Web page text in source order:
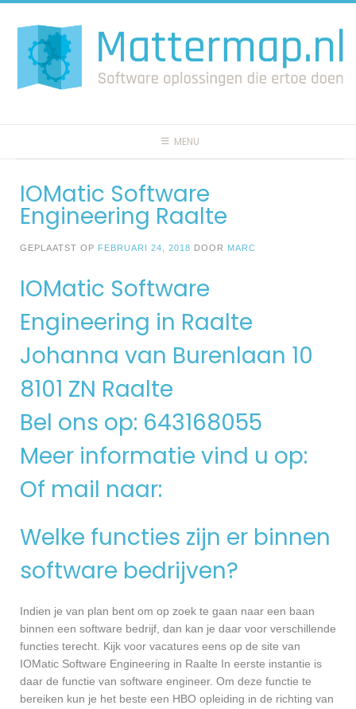
naar
inhoud
MENU
IOMatic Software
Engineering Raalte
GEPLAATST OP FEBRUARI 24, 2018 DOOR MARC
IOMatic Software
Engineering in Raalte
Johanna van Burenlaan 10
8101 ZN Raalte
Bel ons op: 643168055
Meer informatie vind u op:
Of mail naar:
Welke functies zijn er binnen
software bedrijven?
Indien je van plan bent om op zoek te gaan naar een baan
binnen een software bedrijf, dan kan je daar voor verschillende
functies terecht. Kijk voor vacatures eens op de site van
IOMatic Software Engineering in Raalte In eerste instantie is
daar de functie van software engineer. Om deze functie te
bereiken kun je het beste een HBO opleiding in de richting van